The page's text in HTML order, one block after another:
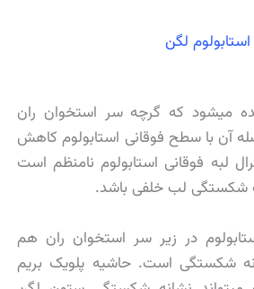
میشود که گرچه سر استخوان ران
آن با سطح فوقانی استابولوم کاهش
لبه فوقانی استابولوم نامنظم است
شکستگی لب خلفی باشد.
در زیر سر استخوان ران هم
شکستگی است. حاشیه پلویک بریم